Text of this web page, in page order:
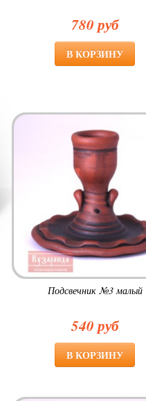
780 руб
Подсвечник №3 малый
540 руб